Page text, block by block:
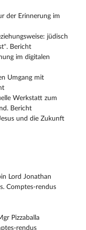
der Erinnerung im
jüdisch
Bericht
im digitalen
Umgang mit
Werkstatt zum
Bericht
und die Zukunft
Lord Jonathan
Comptes-rendus
Pizzaballa
rendus